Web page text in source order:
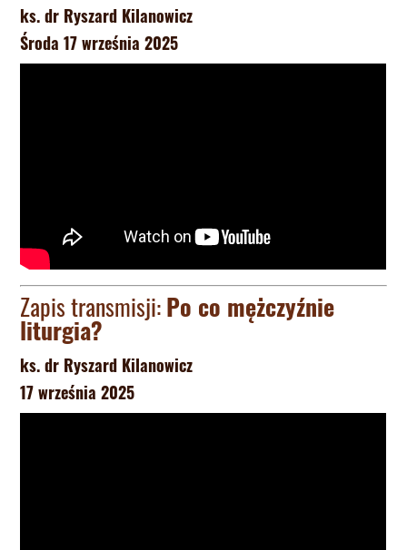
ks. dr Ryszard Kilanowicz
Środa 17 września 2025
Zapis transmisji:Po co mężczyźnie
liturgia?
ks. dr Ryszard Kilanowicz
17 września 2025